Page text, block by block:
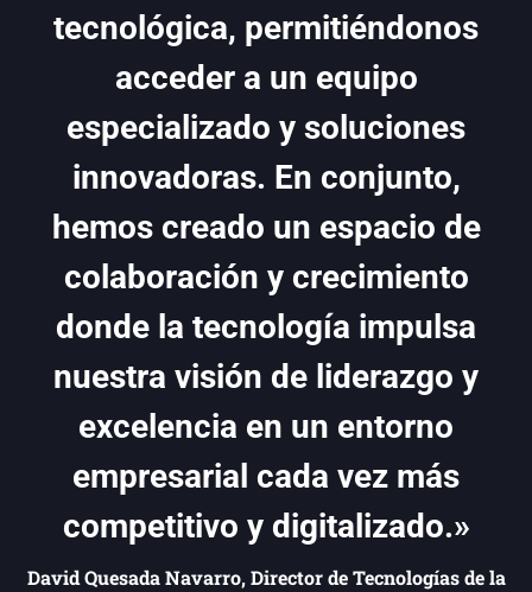
tecnológica, permitiéndonos
acceder a un equipo
especializado y soluciones
innovadoras. En conjunto,
hemos creado un espacio de
colaboración y crecimiento
donde la tecnología impulsa
nuestra visión de liderazgo y
excelencia en un entorno
empresarial cada vez más
competitivo y digitalizado.»
David Quesada Navarro, Director de Tecnologías de la